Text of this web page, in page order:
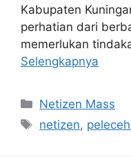
Kabupaten
perhatian dari
memerlukan
Selengkapnya
Kategori
Netizen Mass
Tag
netizen,